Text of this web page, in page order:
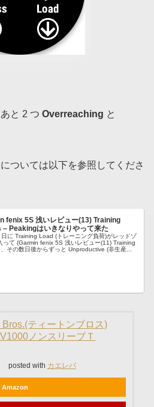
と 2 つ Overreaching と
ついては以下を参照してくださ
fenix 5S 浅いレビュー(13) Training
– Peakingはいきなりやって来た
に Training Load (トレーニング負荷)がレッドゾ
って (Garmin fenix 5S 浅いレビュー(11) Training
その数日後からずっと Unproductive (非生産...
Bros.(ティートンブロス)
ノンスリーブＴ
posted with カエレバ
Amazon